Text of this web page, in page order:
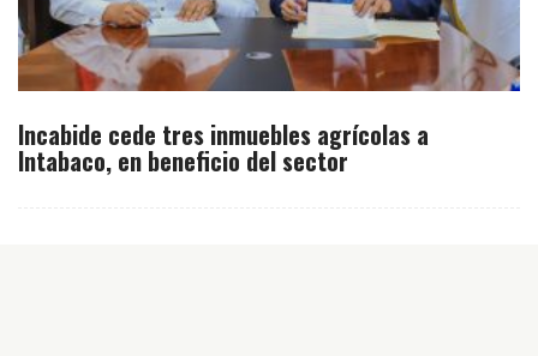
Incabide cede tres inmuebles agrícolas a
Intabaco, en beneficio del sector